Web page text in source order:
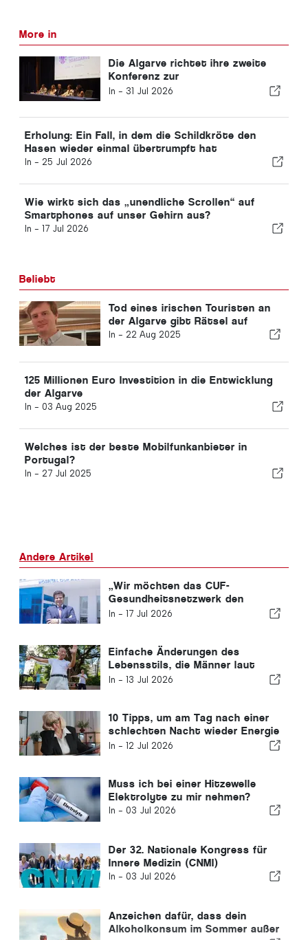
More in
Die Algarve richtet ihre zweite
Konferenz zur
Neurointensivmedizin aus
In - 31 Jul 2026
Erholung: Ein Fall, in dem die Schildkröte den
Hasen wieder einmal übertrumpft hat
In - 25 Jul 2026
Wie wirkt sich das „unendliche Scrollen“ auf
Smartphones auf unser Gehirn aus?
In - 17 Jul 2026
Beliebt
Tod eines irischen Touristen an
der Algarve gibt Rätsel auf
In - 22 Aug 2025
125 Millionen Euro Investition in die Entwicklung
der Algarve
In - 03 Aug 2025
Welches ist der beste Mobilfunkanbieter in
Portugal?
In - 27 Jul 2025
Andere Artikel
„Wir möchten das CUF-
Gesundheitsnetzwerk den
Menschen und den Gemeinden,
In - 17 Jul 2026
Einfache Änderungen des
Lebensstils, die Männer laut
einem Hausarzt alle zehn Jahre
In - 13 Jul 2026
10 Tipps, um am Tag nach einer
schlechten Nacht wieder Energie
zu tanken
In - 12 Jul 2026
Muss ich bei einer Hitzewelle
Elektrolyte zu mir nehmen?
In - 03 Jul 2026
Der 32. Nationale Kongress für
Innere Medizin (CNMI)
In - 03 Jul 2026
Anzeichen dafür, dass dein
Alkoholkonsum im Sommer außer